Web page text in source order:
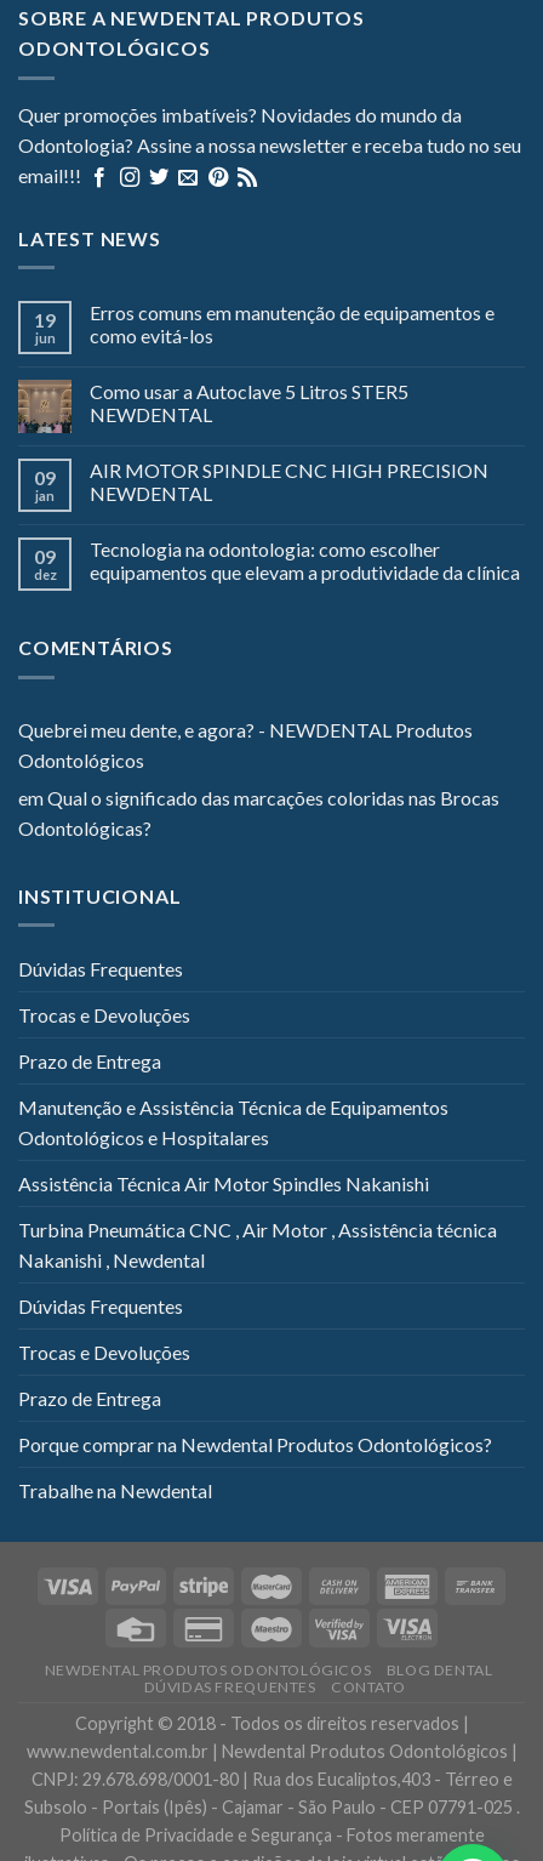
SOBRE A NEWDENTAL PRODUTOS
ODONTOLÓGICOS
Quer promoções imbatíveis? Novidades do mundo da
Odontologia? Assine a nossa newsletter e receba tudo no seu
email!!!
LATEST NEWS
19
jun
Erros comuns em manutenção de equipamentos e
como evitá-los
Como usar a Autoclave 5 Litros STER5
NEWDENTAL
09
jan
AIR MOTOR SPINDLE CNC HIGH PRECISION
NEWDENTAL
09
dez
Tecnologia na odontologia: como escolher
equipamentos que elevam a produtividade da clínica
COMENTÁRIOS
Quebrei meu dente, e agora? - NEWDENTAL Produtos
Odontológicos
emQual o significado das marcações coloridas nas Brocas
Odontológicas?
INSTITUCIONAL
Dúvidas Frequentes
Trocas e Devoluções
Prazo de Entrega
Manutenção e Assistência Técnica de Equipamentos
Odontológicos e Hospitalares
Assistência Técnica Air Motor Spindles Nakanishi
Turbina Pneumática CNC , Air Motor , Assistência técnica
Nakanishi , Newdental
Dúvidas Frequentes
Trocas e Devoluções
Prazo de Entrega
Porque comprar na Newdental Produtos Odontológicos?
Trabalhe na Newdental
NEWDENTAL PRODUTOS ODONTOLÓGICOS
BLOG DENTAL
DÚVIDAS FREQUENTES
CONTATO
Copyright © 2018 - Todos os direitos reservados |
www.newdental.com.br | Newdental Produtos Odontológicos |
CNPJ: 29.678.698/0001-80 | Rua dos Eucaliptos,403 - Térreo e
Subsolo - Portais (Ipês) - Cajamar - São Paulo - CEP 07791-025 .
Política de Privacidade e Segurança - Fotos meramente